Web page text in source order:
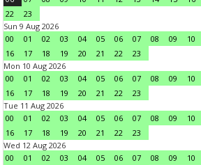
22
23
Sun 9 Aug 2026
00
01 02 03 04 05 06 07 08 09 10
16
17 18 19 20 21 22
23
Mon 10 Aug 2026
00
01 02 03 04 05 06 07 08 09 10
16
17 18 19 20 21 22
23
Tue 11 Aug 2026
00
01 02 03 04 05 06 07 08 09 10
16
17 18 19 20 21 22
23
Wed 12 Aug 2026
00
01 02 03 04 05 06 07 08 09 10